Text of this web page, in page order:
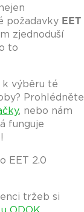
požadavky EET
zjednoduší
to
k výběru té
Prohlédněte
, nebo nám
funguje
EET 2.0
tržeb si